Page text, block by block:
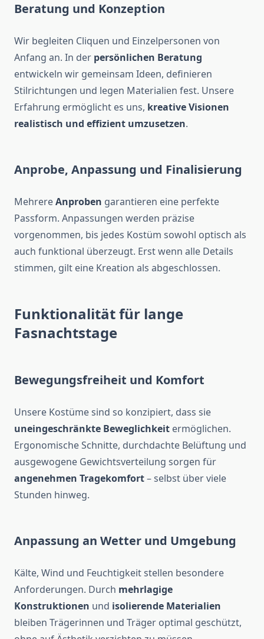
Beratung und Konzeption
Wir begleiten Cliquen und Einzelpersonen von
Anfang an. In der persönlichen Beratung
entwickeln wir gemeinsam Ideen, definieren
Stilrichtungen und legen Materialien fest. Unsere
Erfahrung ermöglicht es uns, kreative Visionen
realistisch und effizient umzusetzen.
Anprobe, Anpassung und Finalisierung
MehrereAnproben garantieren eine perfekte
Passform. Anpassungen werden präzise
vorgenommen, bis jedes Kostüm sowohl optisch als
auch funktional überzeugt. Erst wenn alle Details
stimmen, gilt eine Kreation als abgeschlossen.
Funktionalität für lange
Fasnachtstage
Bewegungsfreiheit und Komfort
Unsere Kostüme sind so konzipiert, dass sie
uneingeschränkte Beweglichkeit ermöglichen.
Ergonomische Schnitte, durchdachte Belüftung und
ausgewogene Gewichtsverteilung sorgen für
angenehmen Tragekomfort– selbst über viele
Stunden hinweg.
Anpassung an Wetter und Umgebung
Kälte, Wind und Feuchtigkeit stellen besondere
Anforderungen. Durch mehrlagige
Konstruktionen und isolierende Materialien
bleiben Trägerinnen und Träger optimal geschützt,